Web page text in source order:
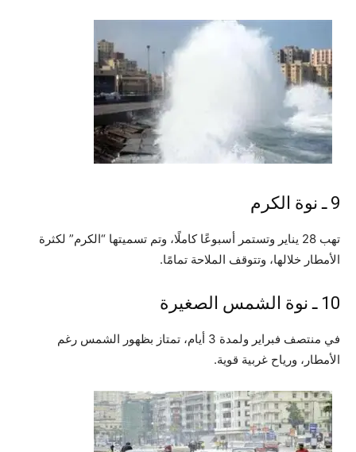
9 ـ نوة الكرم
تهب 28 يناير وتستمر أسبوعًا كاملًا، وتم تسميتها “الكرم” لكثرة
الأمطار خلالها، وتتوقف الملاحة تمامًا.
10 ـ نوة الشمس الصغيرة
في منتصف فبراير ولمدة 3 أيام، تمتاز بظهور الشمس رغم
الأمطار، ورياح غربية قوية.